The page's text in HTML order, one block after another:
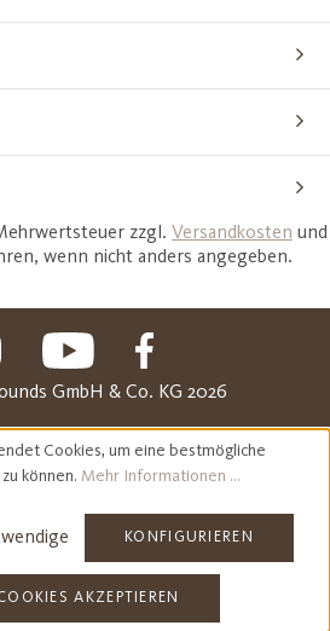
zzgl. Versandkosten und
wenn nicht anders angegeben.
GmbH & Co. KG 2026
Cookies, um eine bestmögliche
können. Mehr Informationen ...
KONFIGURIEREN
AKZEPTIEREN